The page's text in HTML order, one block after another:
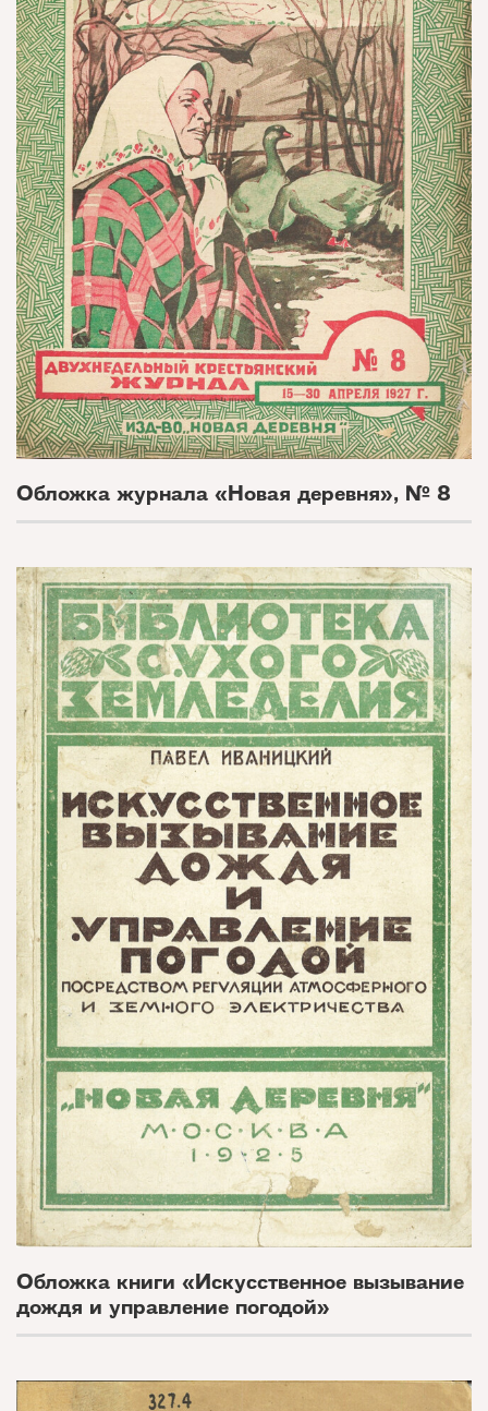
Обложка журнала «Новая деревня», № 8
Обложка книги «Искусственное вызывание
дождя и управление погодой»